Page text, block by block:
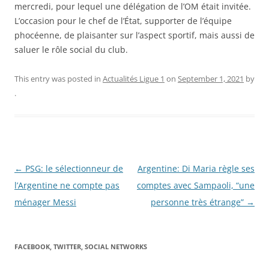
mercredi, pour lequel une délégation de l’OM était invitée.
L’occasion pour le chef de l’État, supporter de l’équipe
phocéenne, de plaisanter sur l’aspect sportif, mais aussi de
saluer le rôle social du club.
This entry was posted in Actualités Ligue 1 on September 1, 2021 by
.
Post
navigation
← PSG: le sélectionneur de
l’Argentine ne compte pas
ménager Messi
Argentine: Di Maria règle ses
comptes avec Sampaoli, “une
personne très étrange” →
FACEBOOK, TWITTER, SOCIAL NETWORKS